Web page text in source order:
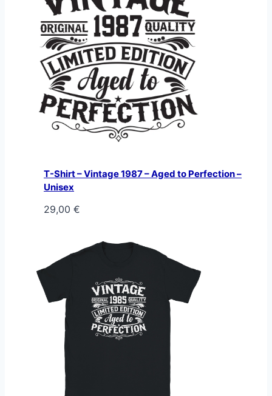
T-Shirt – Vintage 1987 – Aged to Perfection –
Unisex
29,00 €